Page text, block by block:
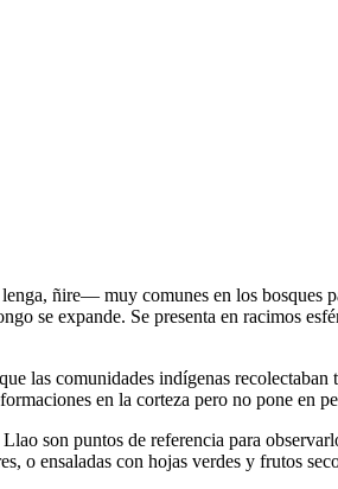
ñire— muy comunes en los bosques
se expande. Se presenta en racimos
las comunidades indígenas recolectaban
en la corteza pero no pone en
son puntos de referencia para
o ensaladas con hojas verdes y frutos